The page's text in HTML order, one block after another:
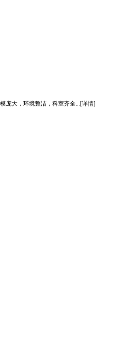
庞大，环境整洁，科室齐全...[详情]